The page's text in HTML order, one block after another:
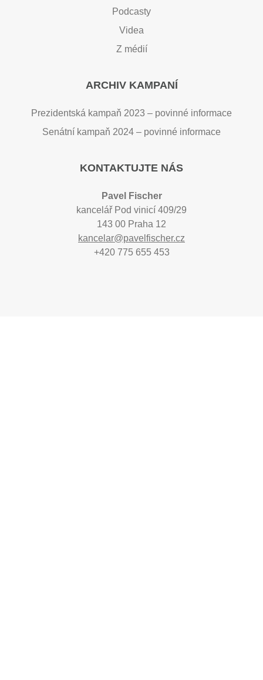
Podcasty
Videa
Z médií
ARCHIV KAMPANÍ
Prezidentská kampaň 2023 – povinné informace
Senátní kampaň 2024 – povinné informace
KONTAKTUJTE NÁS
Pavel Fischer
kancelář Pod vinicí 409/29
143 00 Praha 12
kancelar@pavelfischer.cz
+420 775 655 453